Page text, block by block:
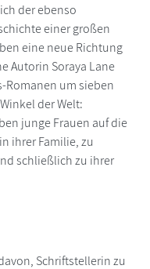
der ebenso
einer großen
eine neue Richtung
Autorin Soraya Lane
um sieben
der Welt:
junge Frauen auf die
ihrer Familie, zu
schließlich zu ihrer
Schriftstellerin zu